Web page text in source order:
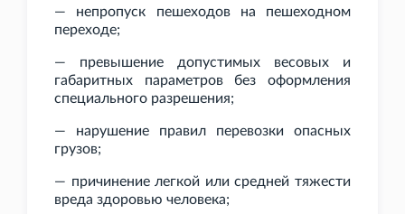
— непропуск пешеходов на пешеходном
переходе;
— превышение допустимых весовых и
габаритных параметров без оформления
специального разрешения;
— нарушение правил перевозки опасных
грузов;
— причинение легкой или средней тяжести
вреда здоровью человека;